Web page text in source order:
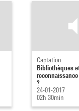
Captation
Bibliothèques
?
24-01-2017
02h 30min